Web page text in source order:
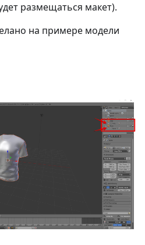
размещаться макет).
на примере модели